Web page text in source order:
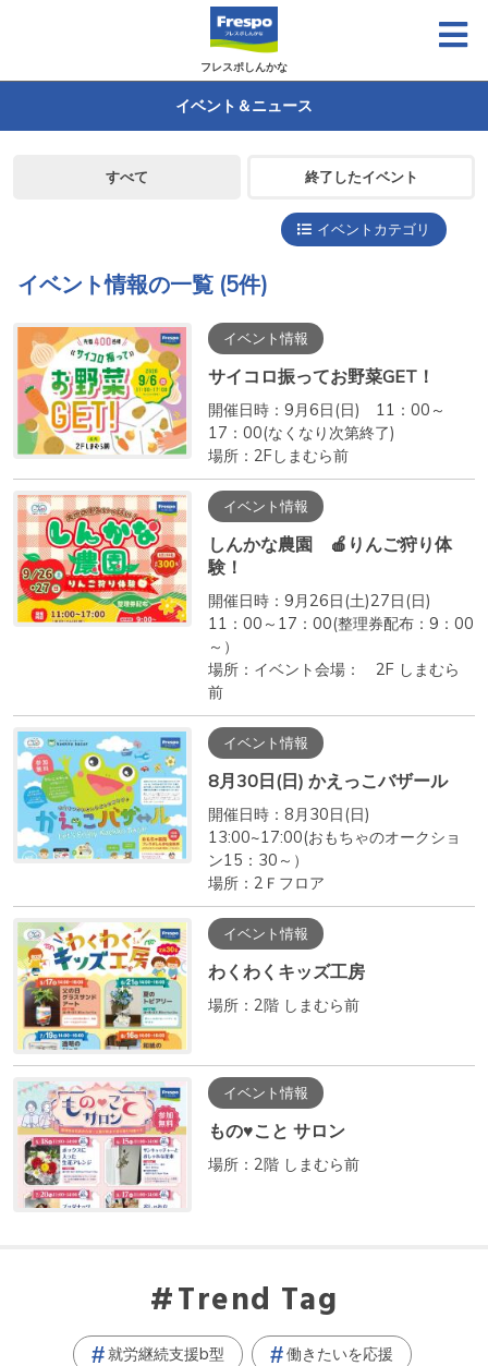
フレスポしんかな
イベント＆ニュース
すべて 終了したイベント
イベントカテゴリ
イベント情報の一覧 (5件)
イベント情報
サイコロ振ってお野菜GET！
開催日時：9月6日(日) 11：00～
17：00(なくなり次第終了)
場所：2Fしまむら前
イベント情報
しんかな農園 🍎りんご狩り体
験！
開催日時：9月26日(土)27日(日)
11：00～17：00(整理券配布：9：00
～）
場所：イベント会場： 2F しまむら
前
イベント情報
8月30日(日) かえっこバザール
開催日時：8月30日(日)
13:00~17:00(おもちゃのオークショ
ン15：30～）
場所：2Ｆフロア
イベント情報
わくわくキッズ工房
場所：2階 しまむら前
イベント情報
もの♥こと サロン
場所：2階 しまむら前
Trend Tag
就労継続支援b型 働きたいを応援